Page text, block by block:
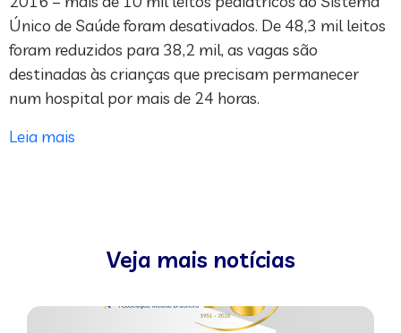
Único de Saúde foram desativados. De 48,3 mil leitos
foram reduzidos para 38,2 mil, as vagas são
destinadas às crianças que precisam permanecer
num hospital por mais de 24 horas.
Leia mais
Veja mais notícias